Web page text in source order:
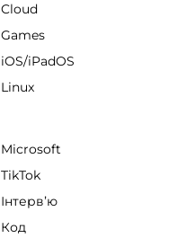
Cloud
Games
iOS/iPadOS
Linux
Microsoft
TikTok
Інтервʼю
Код